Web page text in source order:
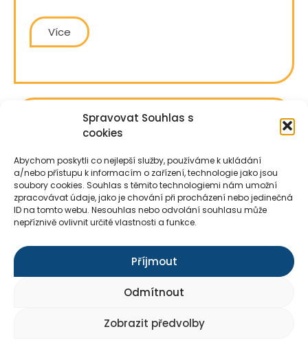
Spravovat Souhlas s
cookies
Abychom poskytli co nejlepší služby, používáme k ukládání
a/nebo přístupu k informacím o zařízení, technologie jako jsou
soubory cookies. Souhlas s těmito technologiemi nám umožní
zpracovávat údaje, jako je chování při procházení nebo jedinečná
ID na tomto webu. Nesouhlas nebo odvolání souhlasu může
nepříznivě ovlivnit určité vlastnosti a funkce.
Příjmout
Odmítnout
Zobrazit předvolby
Více